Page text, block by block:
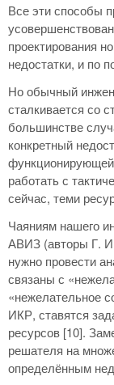
Все эти способы
проектирования
недостатки, и по
Но обычный
сталкивается со
большинстве
конкретный
работать с
сейчас, теми
Чаяниям нашего
АВИЗ (авторы Г.
нужно провести
связаны с
«нежелательное
ИКР, ставятся
ресурсов [10].
решателя на
определённым